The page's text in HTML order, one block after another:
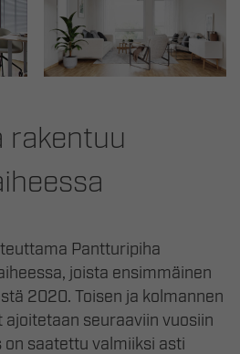
rakentuu
Pantturipiha
joista ensimmäinen
2020. Toisen ja kolmannen
seuraaviin vuosiin
on saatettu valmiiksi asti